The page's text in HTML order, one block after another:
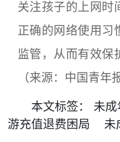
关注孩子的上网时
正确的网络使用习
监管，从而有效保
（来源：中国青年
本文标签： 未成
游充值退费困局
未